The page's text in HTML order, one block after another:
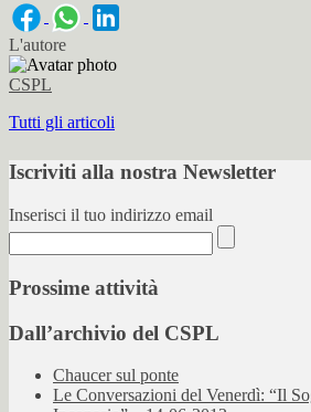
L'autore
CSPL
Tutti gli articoli
Iscriviti alla nostra Newsletter
Inserisci il tuo indirizzo email
Prossime attività
Dall’archivio del CSPL
Chaucer sul ponte
Le Conversazioni del Venerdì: “Il